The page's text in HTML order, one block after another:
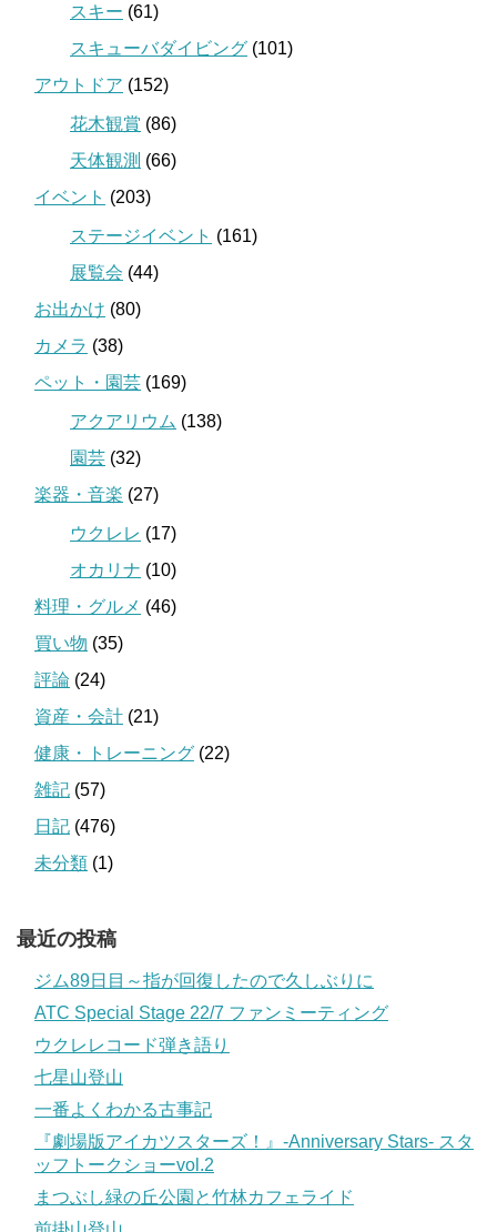
スキー (61)
スキューバダイビング (101)
アウトドア (152)
花木観賞 (86)
天体観測 (66)
イベント (203)
ステージイベント (161)
展覧会 (44)
お出かけ (80)
カメラ (38)
ペット・園芸 (169)
アクアリウム (138)
園芸 (32)
楽器・音楽 (27)
ウクレレ (17)
オカリナ (10)
料理・グルメ (46)
買い物 (35)
評論 (24)
資産・会計 (21)
健康・トレーニング (22)
雑記 (57)
日記 (476)
未分類 (1)
最近の投稿
ジム89日目～指が回復したので久しぶりに
ATC Special Stage 22/7 ファンミーティング
ウクレレコード弾き語り
七星山登山
一番よくわかる古事記
『劇場版アイカツスターズ！』-Anniversary Stars- スタ
ッフトークショーvol.2
まつぶし緑の丘公園と竹林カフェライド